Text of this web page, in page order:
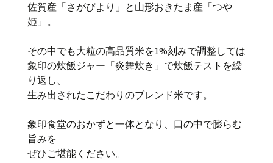
佐賀産「さがびより」と山形おきたま産「つや
姫」。
その中でも大粒の高品質米を1%刻みで調整しては
象印の炊飯ジャー「炎舞炊き」で炊飯テストを繰
り返し、
生み出されたこだわりのブレンド米です。
象印食堂のおかずと一体となり、口の中で膨らむ
旨みを
ぜひご堪能ください。